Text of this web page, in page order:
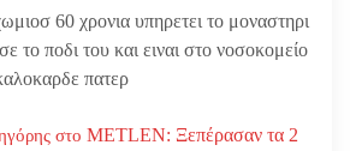
60 χρονια υπηρετει το μοναστηρι
το ποδι του και ειναι στο νοσοκομείο
πατερ
στο METLEN: Ξεπέρασαν τα 2